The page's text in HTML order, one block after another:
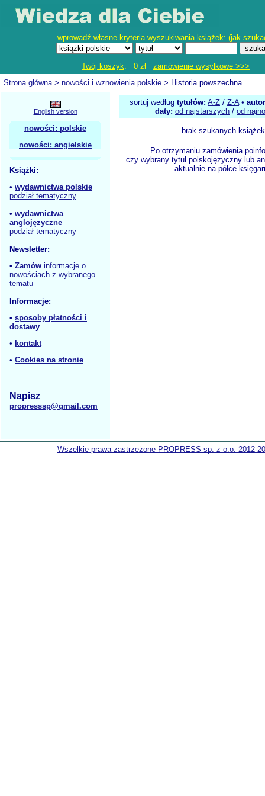
wprowadź własne kryteria wyszukiwania książek: (jak
Twój koszyk: 0 zł zamówienie wysyłkowe >>>
Strona główna> nowości i wznowienia polskie > Historia powszechna
English version
nowości: polskie
nowości: angielskie
Książki:
• wydawnictwa polskie
podział tematyczny
• wydawnictwa
anglojęzyczne
podział tematyczny
Newsletter:
• Zamów informacje o
nowościach z wybranego
tematu
Informacje:
• sposoby płatności i
dostawy
• kontakt
• Cookies na stronie
Napisz
propresssp@gmail.com
sortuj według tytułów: A-Z / Z-A•
daty: od najstarszych / od
brak szukanych książek
Po otrzymaniu zamówienia
czy wybrany tytuł polskojęzyczny lub
aktualnie na półce
Wszelkie prawa zastrzeżone PROPRESS sp. z o.o. 2012-